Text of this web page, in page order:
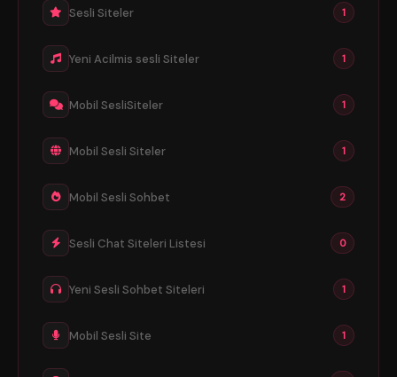
Sesli Siteler 1
Yeni Acilmis sesli Siteler 1
Mobil SesliSiteler 1
Mobil Sesli Siteler 1
Mobil Sesli Sohbet 2
Sesli Chat Siteleri Listesi 0
Yeni Sesli Sohbet Siteleri 1
Mobil Sesli Site 1